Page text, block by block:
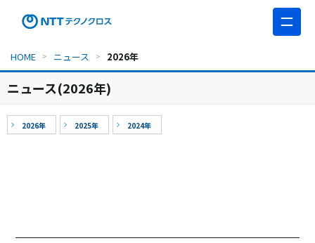
HOME ニュース 2026年
ニュース(2026年)
2026年 2025年 2024年